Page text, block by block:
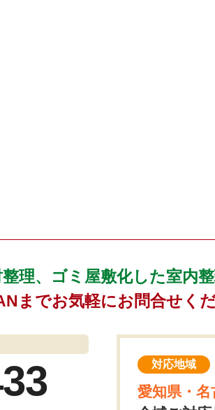
理、ゴミ屋敷化した室内
までお気軽にお問合せく
対応地域
愛知県・名